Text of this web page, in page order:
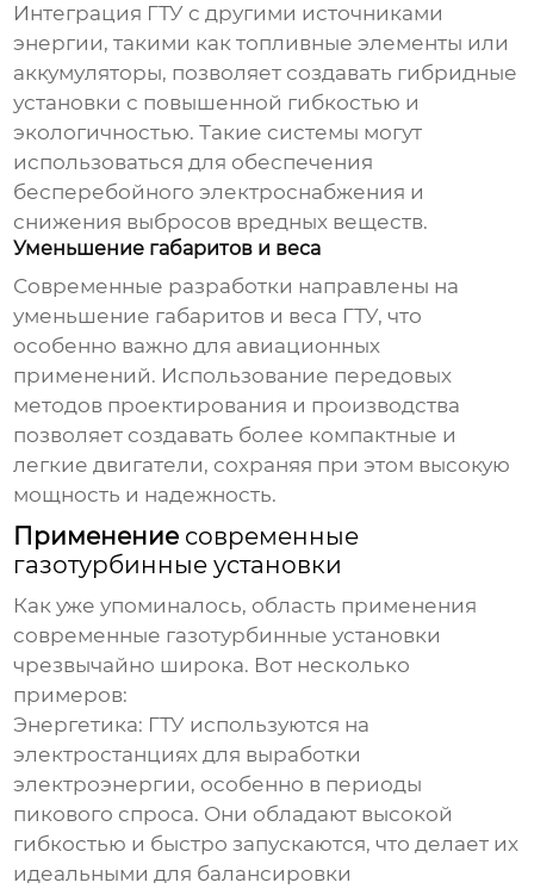
Интеграция ГТУ с другими источниками
энергии, такими как топливные элементы или
аккумуляторы, позволяет создавать гибридные
установки с повышенной гибкостью и
экологичностью. Такие системы могут
использоваться для обеспечения
бесперебойного электроснабжения и
снижения выбросов вредных веществ.
Уменьшение габаритов и веса
Современные разработки направлены на
уменьшение габаритов и веса ГТУ, что
особенно важно для авиационных
применений. Использование передовых
методов проектирования и производства
позволяет создавать более компактные и
легкие двигатели, сохраняя при этом высокую
мощность и надежность.
Применение современные
газотурбинные установки
Как уже упоминалось, область применения
современные газотурбинные установки
чрезвычайно широка. Вот несколько
примеров:
Энергетика: ГТУ используются на
электростанциях для выработки
электроэнергии, особенно в периоды
пикового спроса. Они обладают высокой
гибкостью и быстро запускаются, что делает их
идеальными для балансировки